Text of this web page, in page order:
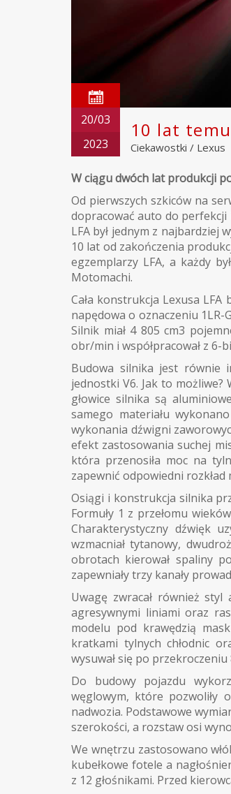
20/03
2023
10 lat
Ciekawostki / Lexus
W ciągu dwóch lat produkcji
Od pierwszych szkiców na
dopracować auto do perfekcji
LFA był jednym z najbardziej
10 lat od zakończenia
egzemplarzy LFA, a każdy
Motomachi.
Cała konstrukcja Lexusa
napędowa o oznaczeniu 1LR-
Silnik miał 4 805 cm3
obr/min i współpracował z 6-
Budowa silnika jest równie
jednostki V6. Jak to
głowice silnika są
samego materiału
wykonania dźwigni
efekt zastosowania suchej
która przenosiła moc na
zapewnić odpowiedni
Osiągi i konstrukcja silnika
Formuły 1 z przełomu
Charakterystyczny dźwięk
wzmacniał tytanowy,
obrotach kierował spaliny
zapewniały trzy kanały
Uwagę zwracał również
agresywnymi liniami oraz
modelu pod krawędzią
kratkami tylnych chłodnic
wysuwał się po przekroczeniu
Do budowy pojazdu
węglowym, które pozwoliły
nadwozia. Podstawowe
szerokości, a rozstaw osi
We wnętrzu zastosowano
kubełkowe fotele a
z 12 głośnikami. Przed